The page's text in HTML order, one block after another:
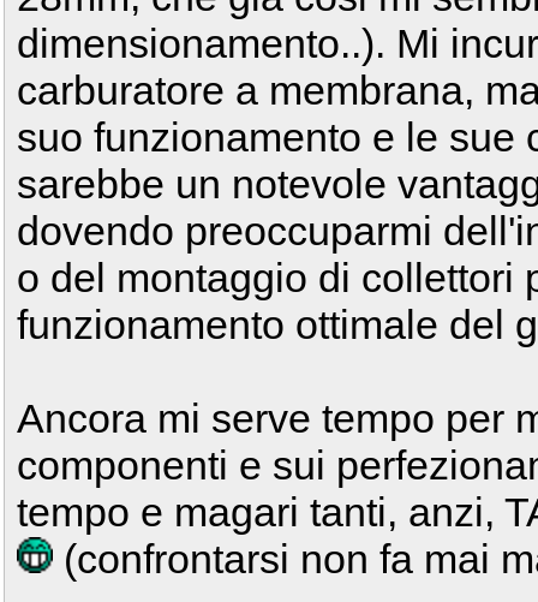
dimensionamento..). Mi
carburatore a membrana,
suo funzionamento e le sue
sarebbe un notevole
dovendo preoccuparmi
o del montaggio di collettori
funzionamento ottimale del
Ancora mi serve tempo per
componenti e sui
tempo e magari tanti, anzi,
(confrontarsi non fa mai